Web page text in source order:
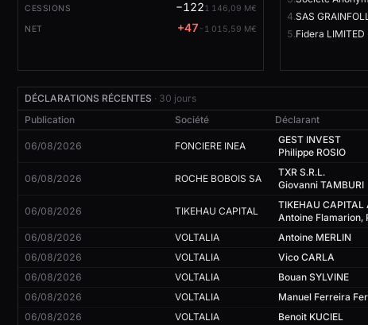
CESSIONS
−1221 146,09 M€
NET
+47 -1 015,59 M€
4.SAS
5.Fidera LIMITED
DÉCLARATIONS RÉCENTES · 30 jours
Publication
Société Déclarant
06/08/2026 FONCIERE INEA
GEST INVEST
Philippe ROSIO
06/08/2026 ROCHE BOBOIS SA
TXR S.R.L.
Giovanni TAMBURI
06/08/2026 TIKEHAU CAPITAL
06/08/2026 VOLTALIA Antoine MERLIN
06/08/2026
VOLTALIA Vico CARLA
06/08/2026
VOLTALIA Bouan SYLVINE
06/08/2026
VOLTALIA
06/08/2026
VOLTALIA Benoit KUCIEL